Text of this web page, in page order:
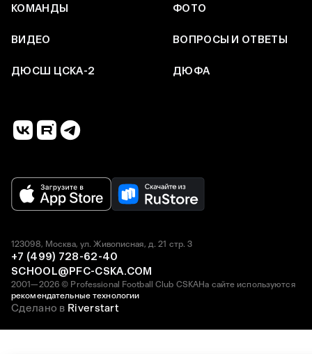
КОМАНДЫ ФОТО
ВИДЕО ВОПРОСЫ И ОТВЕТЫ
ДЮСШ ЦСКА-2 ДЮФА
2001—2026 © Professional Football Club CSKAНа сайте используются
рекомендательные технологии
123098, Москва, ул. Живописная, д. 21 стр. 3
+7 (499) 728-62-40
SCHOOL@PFC-CSKA.COM
Сделано в Riverstart